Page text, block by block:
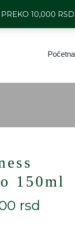
10,000 RSD
BESPLATNA
Početna
150ml
rsd